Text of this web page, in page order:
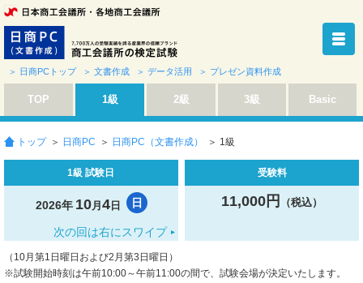
＞ 日商PCトップ ＞ 文書作成 ＞ データ活用 ＞ プレゼン資料作成
TOP 1級 2級 3級 Basic
トップ ＞ 日商PC ＞ 日商PC（文書作成） ＞ 1級
1級 試験日
2026年 10月 4日 日 2027年2月21 日 日
次の回は右にスワイプ
受験料
11,000円 （税込）
（10月第1日曜日および2月第3日曜日）
※試験開始時刻は午前10:00～午前11:00の間で、試験会場が決定いたします。